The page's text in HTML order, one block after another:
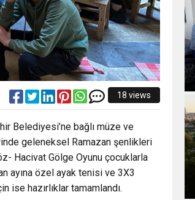
18 views
Belediyesi’ne bağlı müze ve
geleneksel Ramazan şenlikleri
Hacivat Gölge Oyunu çocuklarla
ayına özel ayak tenisi ve 3X3
ise hazırlıklar tamamlandı.